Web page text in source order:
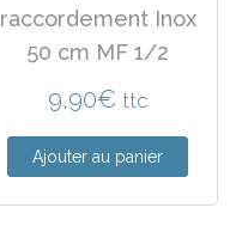
raccordement Inox
50 cm MF 1/2
9,90€ ttc
Ajouter au panier